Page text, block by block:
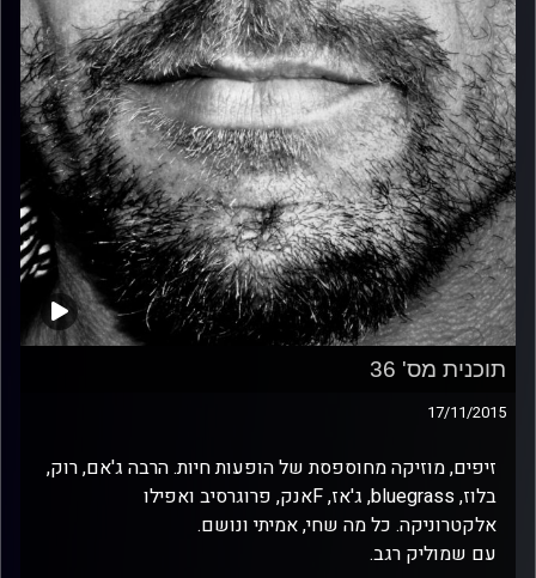
תוכנית מס' 36
17/11/2015
זיפים, מוזיקה מחוספסת של הופעות חיות. הרבה ג'אם, רוק,
בלוז, bluegrass, ג'אז, Fאנק, פרוגרסיב ואפילו
אלקטרוניקה. כל מה שחי, אמיתי ונושם.
עם שמוליק רגב.